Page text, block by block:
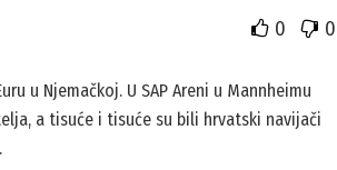
0 0
u Njemačkoj. U SAP Areni u Mannheimu
a tisuće i tisuće su bili hrvatski navijači